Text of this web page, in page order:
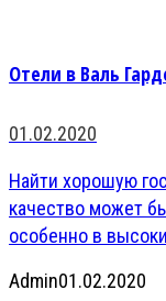
Отели в Валь
01.02.2020
Найти хорошую
качество может
особенно в
Admin01.02.2020